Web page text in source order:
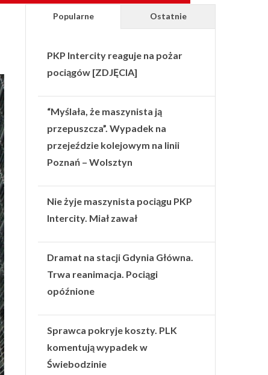
Popularne Ostatnie
PKP Intercity reaguje na pożar
pociągów [ZDJĘCIA]
“Myślała, że maszynista ją
przepuszcza”. Wypadek na
przejeździe kolejowym na linii
Poznań – Wolsztyn
Nie żyje maszynista pociągu PKP
Intercity. Miał zawał
Dramat na stacji Gdynia Główna.
Trwa reanimacja. Pociągi
opóźnione
Sprawca pokryje koszty. PLK
komentują wypadek w
Świebodzinie